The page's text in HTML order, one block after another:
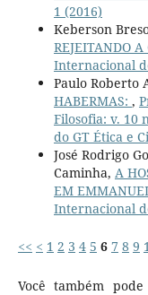
1 (2016)
Keberson
REJEITANDO A
Internacional
Paulo Roberto
HABERMAS: ,
Filosofia: v. 10
do GT Ética e
José Rodrigo
Caminha, A
EM
Internacional
<< < 1 2 3 4 5 6 7 8 9
Você também